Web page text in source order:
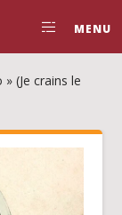
MENU
(Je crains le